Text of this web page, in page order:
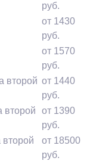
руб.
от 1430
руб.
от 1570
руб.
второй от 1440
руб.
второй
от 1390
руб.
от 18500
руб.